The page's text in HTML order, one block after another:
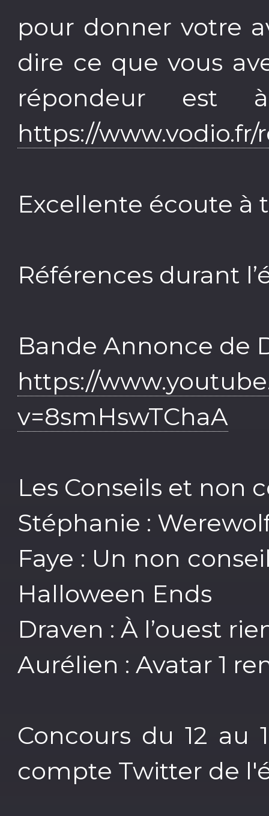
pour donner votre
dire ce que vous
répondeur est
https://
Excellente écoute à
Références durant
Bande Annonce de
https://
v=8smHswTChaA
Les Conseils et non
Stéphanie :
Faye : Un non
Halloween Ends
Draven : À l’ouest
Aurélien : Avatar 1
Concours du 12 au
compte Twitter de